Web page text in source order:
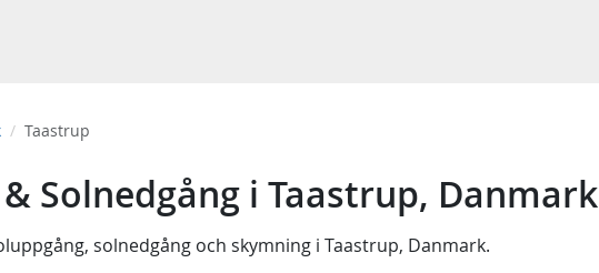
Taastrup
Solnedgång i Taastrup, Danmark
, solnedgång och skymning i Taastrup, Danmark.